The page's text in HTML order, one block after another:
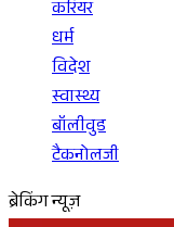
करियर
धर्म
विदेश
स्वास्थ्य
बॉलीवुड
टैकनोलजी
ब्रेकिंग न्यूज़